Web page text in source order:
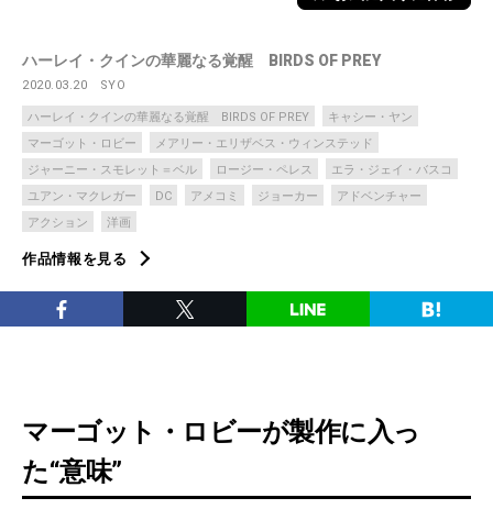
ハーレイ・クインの華麗なる覚醒 BIRDS OF PREY
2020.03.20 SYO
ハーレイ・クインの華麗なる覚醒 BIRDS OF PREY
キャシー・ヤン
マーゴット・ロビー
メアリー・エリザベス・ウィンステッド
ジャーニー・スモレット＝ベル
ロージー・ペレス
エラ・ジェイ・バスコ
ユアン・マクレガー
DC アメコミ ジョーカー
アドベンチャー
アクション
洋画
作品情報を見る
マーゴット・ロビーが製作に入っ
た“意味”